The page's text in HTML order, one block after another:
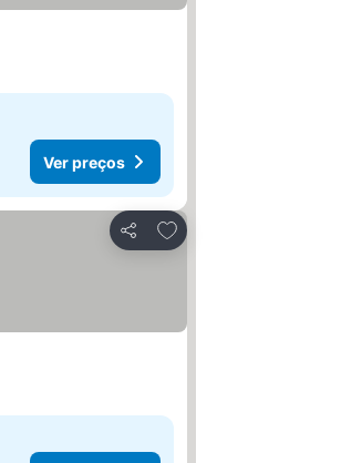
Ver preços
Partilhar
Adicionar aos favoritos